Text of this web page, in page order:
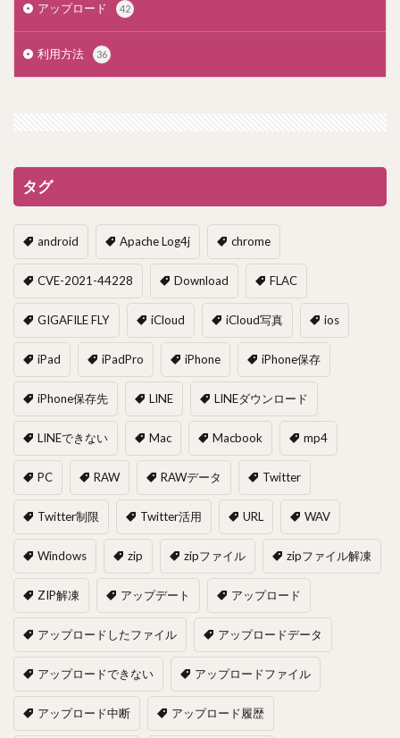
アップロード 42
利用方法 36
タグ
android Apache Log4j chrome
CVE-2021-44228 Download FLAC
GIGAFILE FLY iCloud iCloud写真 ios
iPad iPadPro iPhone iPhone保存
iPhone保存先 LINE LINEダウンロード
LINEできない Mac Macbook mp4
PC RAW RAWデータ Twitter
Twitter制限 Twitter活用 URL WAV
Windows zip zipファイル zipファイル解凍
ZIP解凍 アップデート アップロード
アップロードしたファイル アップロードデータ
アップロードできない アップロードファイル
アップロード中断 アップロード履歴